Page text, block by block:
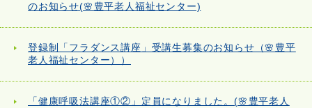
のお知らせ(🌸豊平老人福祉センター)
登録制「フラダンス講座」受講生募集のお知らせ（🌸豊平
老人福祉センター））
「健康呼吸法講座①②」定員になりました。(🌸豊平老人